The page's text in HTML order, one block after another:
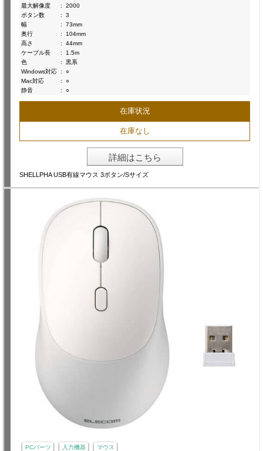
最大解像度
:
2000
ボタン数
:
3
幅
:
73mm
奥行
:
104mm
高さ
:
44mm
ケーブル長
:
1.5m
色
:
黒系
Windows対応 :
○
Mac対応
:
○
静音
: ○
在庫状況
在庫なし
詳細はこちら
SHELLPHA USB有線マウス 3ボタン/Sサイズ
PCパーツ 入力機器 マウス